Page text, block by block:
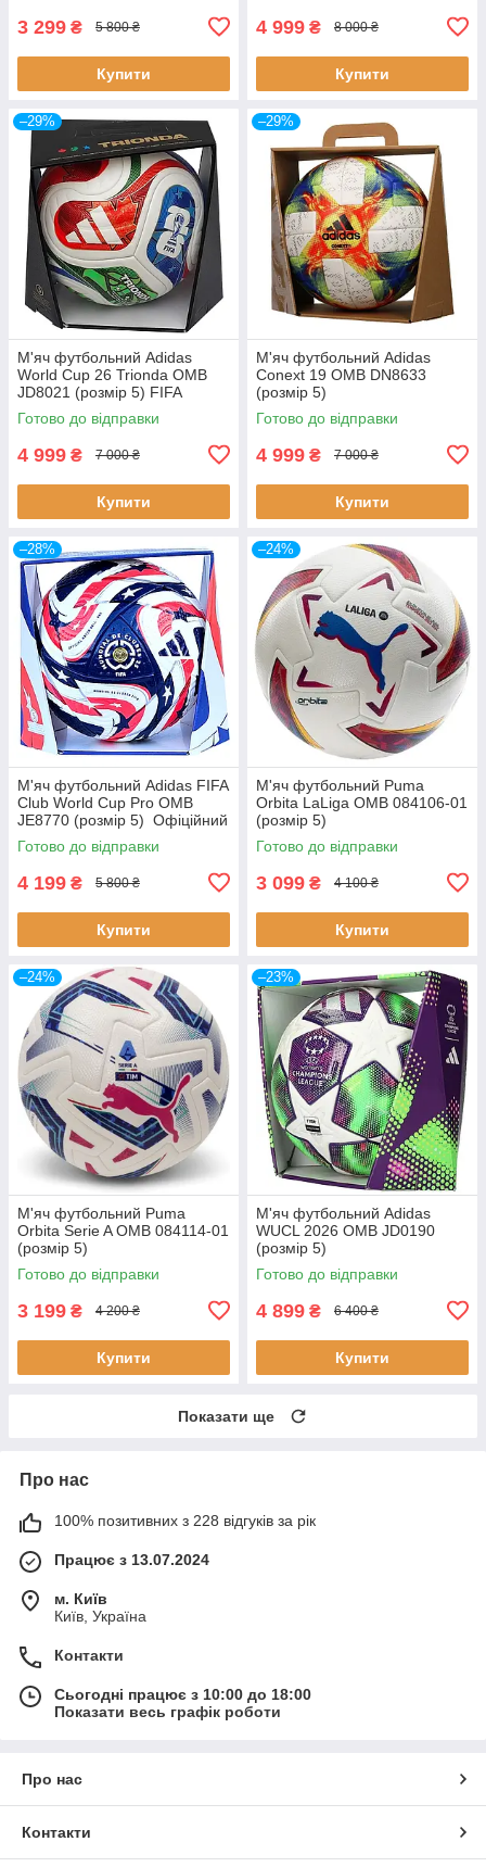
3 299 ₴ 5 800 ₴
Купити
4 999 ₴ 8 000 ₴
Купити
–29%
М'яч футбольний Adidas
World Cup 26 Trionda OMB
JD8021 (розмір 5) FIFA
QUALITY PRO
Готово до відправки
4 999 ₴ 7 000 ₴
Купити
–29%
М'яч футбольний Adidas
Conext 19 OMB DN8633
(розмір 5)
Готово до відправки
4 999 ₴ 7 000 ₴
Купити
–28%
М'яч футбольний Adidas FIFA
Club World Cup Pro OMB
JE8770 (розмір 5) Офіційний
м'яч Чемпіонату світу в США
Готово до відправки
4 199 ₴ 5 800 ₴
Купити
–24%
М'яч футбольний Puma
Orbita LaLiga OMB 084106-01
(розмір 5)
Готово до відправки
3 099 ₴ 4 100 ₴
Купити
–24%
М'яч футбольний Puma
Orbita Serie A OMB 084114-01
(розмір 5)
Готово до відправки
3 199 ₴ 4 200 ₴
Купити
–23%
М'яч футбольний Adidas
WUCL 2026 OMB JD0190
(розмір 5)
Готово до відправки
4 899 ₴ 6 400 ₴
Купити
Показати ще
Про нас
100% позитивних з 228 відгуків за рік
Працює з 13.07.2024
м. Київ
Київ, Україна
Контакти
Сьогодні працює з 10:00 до 18:00
Показати весь графік роботи
Про нас
Контакти